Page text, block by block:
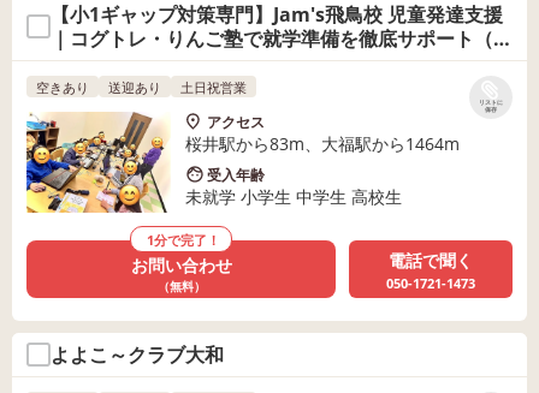
【小1ギャップ対策専門】Jam's飛鳥校 児童発達支援
｜コグトレ・りんご塾で就学準備を徹底サポート（桜
井駅徒歩1分）
リストに
保存
空きあり 送迎あり 土日祝営業
アクセス
桜井駅から83m、大福駅から1464m
受入年齢
未就学 小学生 中学生 高校生
1分で完了！
お問い合わせ
（無料）
電話で聞く
050-1721-1473
よよこ～クラブ大和